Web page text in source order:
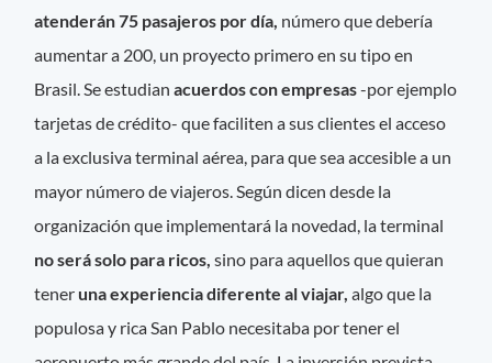
atenderán 75 pasajeros por día, número que debería
aumentar a 200, un proyecto primero en su tipo en
Brasil. Se estudianacuerdos con empresas-por ejemplo
tarjetas de crédito- que faciliten a sus clientes el acceso
a la exclusiva terminal aérea, para que sea accesible a un
mayor número de viajeros. Según dicen desde la
organización que implementará la novedad, la terminal
no será solo para ricos, sino para aquellos que quieran
tener una experiencia diferente al viajar, algo que la
populosa y rica San Pablo necesitaba por tener el